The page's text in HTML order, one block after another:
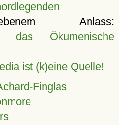
Anlass:
das Ökumenische
ist (k)eine Quelle!
Finglas